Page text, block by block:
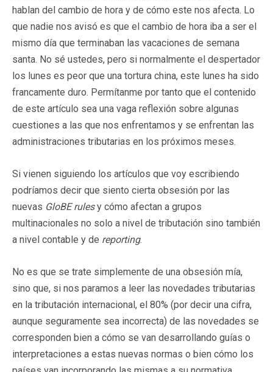
hablan del cambio de hora y de cómo este nos afecta. Lo
que nadie nos avisó es que el cambio de hora iba a ser el
mismo día que terminaban las vacaciones de semana
santa. No sé ustedes, pero si normalmente el despertador
los lunes es peor que una tortura china, este lunes ha sido
francamente duro. Permítanme por tanto que el contenido
de este artículo sea una vaga reflexión sobre algunas
cuestiones a las que nos enfrentamos y se enfrentan las
administraciones tributarias en los próximos meses.
Si vienen siguiendo los artículos que voy escribiendo
podríamos decir que siento cierta obsesión por las
nuevas GloBE rulesy cómo afectan a grupos
multinacionales no solo a nivel de tributación sino también
a nivel contable y de reporting.
No es que se trate simplemente de una obsesión mía,
sino que, si nos paramos a leer las novedades tributarias
en la tributación internacional, el 80% (por decir una cifra,
aunque seguramente sea incorrecta) de las novedades se
corresponden bien a cómo se van desarrollando guías o
interpretaciones a estas nuevas normas o bien cómo los